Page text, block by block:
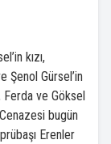
kızı,
Şenol Gürsel’in
ve Göksel
Cenazesi bugün
Erenler